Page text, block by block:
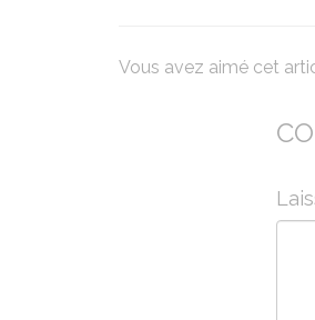
Vous avez aimé cet